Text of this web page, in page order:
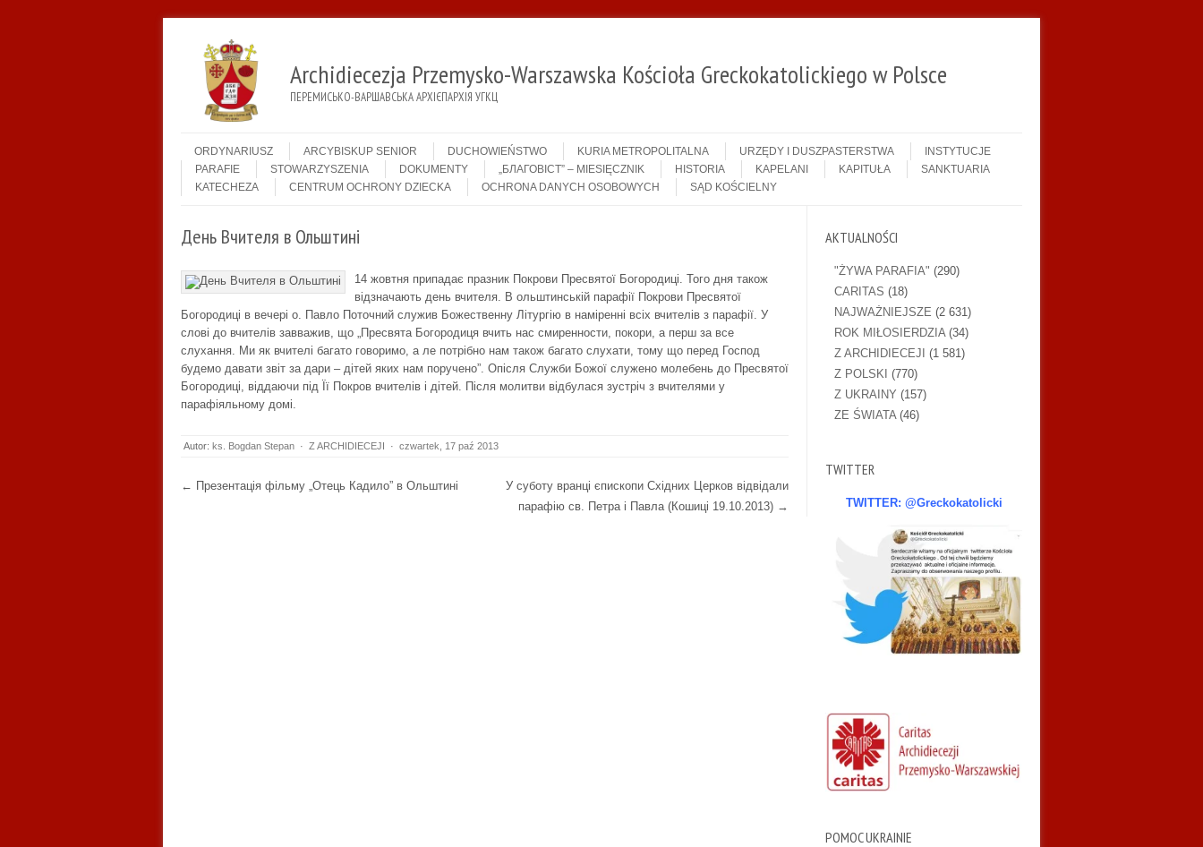
Archidiecezja Przemysko-Warszawska Kościoła Greckokatolickiego w Polsce
ПЕРЕМИСЬКО-ВАРШАВСЬКА АРХІЄПАРХІЯ УГКЦ
Menu
ORDYNARIUSZ
ARCYBISKUP SENIOR DUCHOWIEŃSTWO KURIA METROPOLITALNA URZĘDY I DUSZPASTERSTWA
INSTYTUCJE
PARAFIE
STOWARZYSZENIA DOKUMENTY „БЛАГОВІСТ” – MIESIĘCZNIK HISTORIA KAPELANI KAPITUŁA
SANKTUARIA
KATECHEZA
CENTRUM OCHRONY DZIECKA OCHRONA DANYCH OSOBOWYCH SĄD KOŚCIELNY
День Вчителя в Ольштині
14 жовтня припадає празник Покрови Пресвятої Богородиці. Того дня також
відзначають день вчителя. В ольштинській парафії Покрови Пресвятої
Богородиці в вечері о. Павло Поточний служив Божественну Літургію в наміренні всіх вчителів з парафії. У
слові до вчителів завважив, що „Пресвята Богородиця вчить нас смиренности, покори, а перш за все
слухання. Ми як вчителі багато говоримо, а ле потрібно нам також багато слухати, тому що перед Господ
будемо давати звіт за дари – дітей яких нам поручено”. Опісля Служби Божої служено молебень до Пресвятої
Богородиці, віддаючи під Її Покров вчителів і дітей. Після молитви відбулася зустріч з вчителями у
парафіяльному домі.
Autor: ks. Bogdan Stepan · Z ARCHIDIECEJI · czwartek, 17 paź 2013
Post navigation
← Презентація фільму „Отець Кадило” в Ольштині
У суботу вранці єпископи Східних Церков відвідали
парафію св. Петра і Павла (Кошиці 19.10.2013) →
AKTUALNOŚCI
"ŻYWA PARAFIA" (290)
CARITAS (18)
NAJWAŻNIEJSZE (2 631)
ROK MIŁOSIERDZIA(34)
Z ARCHIDIECEJI (1 581)
Z POLSKI (770)
Z UKRAINY (157)
ZE ŚWIATA(46)
TWITTER
TWITTER: @Greckokatolicki
POMOC UKRAINIE